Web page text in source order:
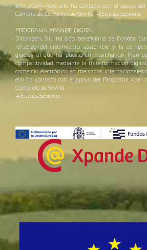
año 2024. Para ello ha contado con el apoyo del
Cámara de Comercio de Sevilla. #EuropaSeSiente
PROGRAMA XPANDE DIGITAL
Bioplagen, S.L. ha sido beneficiaria de Fondos
refuerzo del crecimiento sostenible y la
gracias al que ha puesto en marcha un Plan
competitividad mediante la transformación
comercio electrónico en mercados
ello ha contado con el apoyo del Programa
Comercio de Sevilla.
#EuropaSeSiente